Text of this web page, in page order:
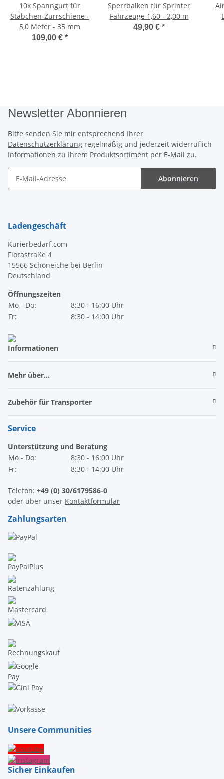
10x Spanngurt für
Stäbchen-Zurrschiene -
5,0 Meter - 35 mm
109,00 € *
Sperrbalken für Sprinter
Fahrzeuge 1,60 - 2,00 m
49,90 € *
Newsletter Abonnieren
Bitte senden Sie mir entsprechend Ihrer
Datenschutzerklärung regelmäßig und jederzeit widerruflich
Informationen zu Ihrem Produktsortiment per E-Mail zu.
Abonnieren
Ladengeschäft
Kurierbedarf.com
Florastraße 4
15566 Schöneiche bei Berlin
Deutschland
Öffnungszeiten
Mo - Do:
8:30 - 16:00 Uhr
Fr:
8:30 - 14:00 Uhr
Informationen
Mehr über...
Zubehör für Transporter
Service
Unterstützung und Beratung
Mo - Do:
8:30 - 16:00 Uhr
Fr:
8:30 - 14:00 Uhr
Telefon: +49 (0) 30/6179586-0
oder über unser Kontaktformular
Zahlungsarten
Unsere Communities
Sicher Einkaufen